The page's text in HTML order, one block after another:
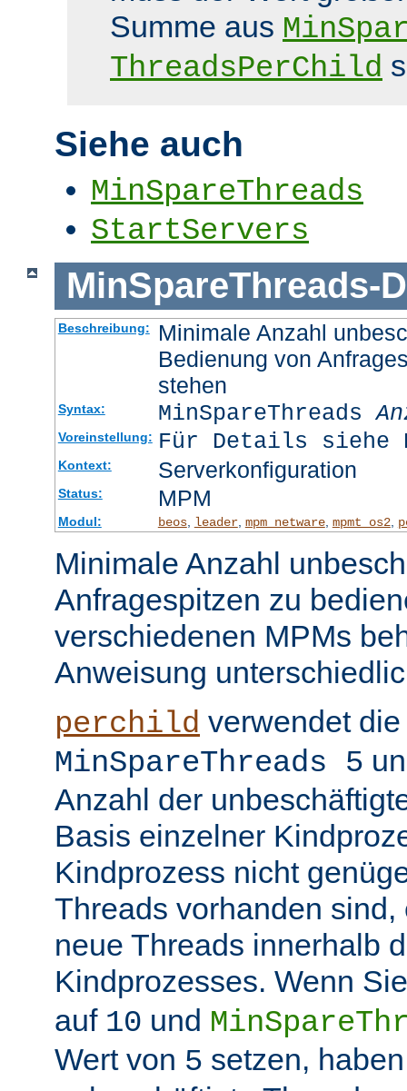
Summe aus
ThreadsPerChild
Siehe auch
MinSpareThreads
StartServers
MinSpareThreads-
Beschreibung:
Minimale Anzahl
Bedienung von
stehen
Syntax: MinSpareThreads
Voreinstellung: Für Details siehe
Kontext: Serverkonfiguration
Status: MPM
Modul: beos, leader, mpm_netware, mpmt_os2,
Minimale Anzahl
Anfragespitzen zu
verschiedenen MPMs
Anweisung
perchild verwendet
MinSpareThreads 5
Anzahl der
Basis einzelner
Kindprozess nicht
Threads vorhanden
neue Threads innerhalb
Kindprozesses. Wenn
auf 10 und
Wert von 5 setzen,